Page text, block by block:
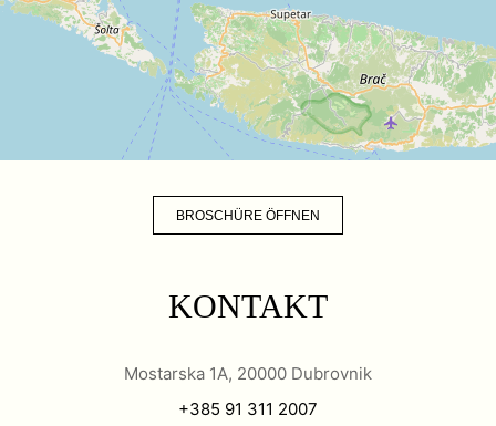
BROSCHÜRE ÖFFNEN
KONTAKT
Mostarska 1A, 20000 Dubrovnik
+385 91 311 2007